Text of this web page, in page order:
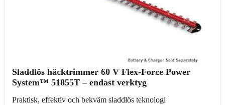
Sladdlös häcktrimmer 60 V Flex-Force Power
System™ 51855T – endast verktyg
Praktisk, effektiv och bekväm sladdlös teknologi